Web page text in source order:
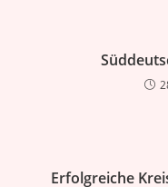
Erfolgreiche